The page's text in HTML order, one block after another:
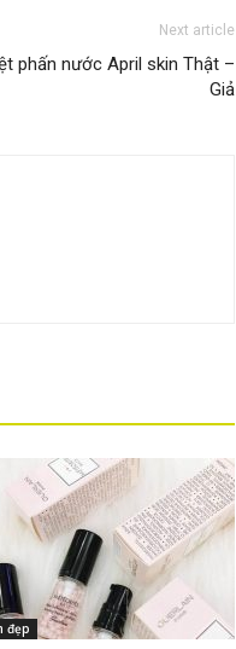
Next article
phấn nước April skin Thật –
Giả
đẹp